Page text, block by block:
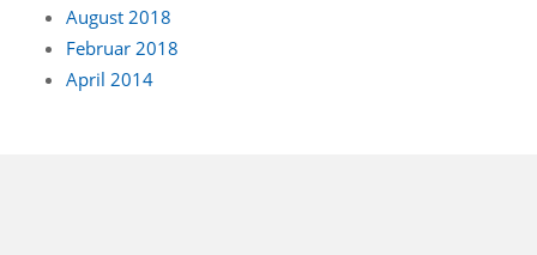
August 2018
Februar 2018
April 2014